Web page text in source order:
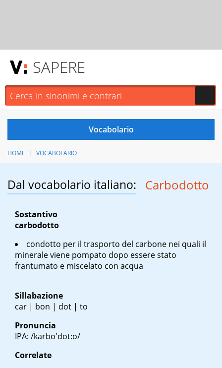
SAPERE
HOME VOCABOLARIO
Dal vocabolario italiano: Carbodotto
Sostantivo
carbodotto
condotto per il trasporto del carbone nei quali il
minerale viene pompato dopo essere stato
frantumato e miscelato con acqua
Sillabazione
car | bon | dot | to
Pronuncia
IPA: /karbo'dot:o/
Correlate